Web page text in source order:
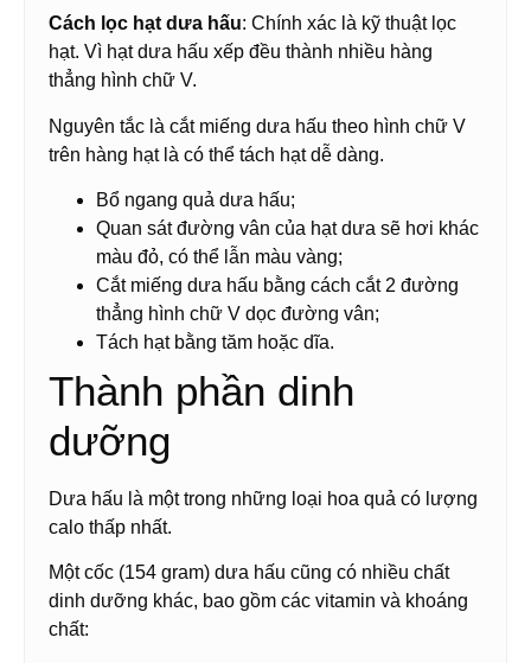
Cách lọc hạt dưa hấu: Chính xác là kỹ thuật lọc
hạt. Vì hạt dưa hấu xếp đều thành nhiều hàng
thẳng hình chữ V.
Nguyên tắc là cắt miếng dưa hấu theo hình chữ V
trên hàng hạt là có thể tách hạt dễ dàng.
Bổ ngang quả dưa hấu;
Quan sát đường vân của hạt dưa sẽ hơi khác
màu đỏ, có thể lẫn màu vàng;
Cắt miếng dưa hấu bằng cách cắt 2 đường
thẳng hình chữ V dọc đường vân;
Tách hạt bằng tăm hoặc dĩa.
Thành phần dinh
dưỡng
Dưa hấu là một trong những loại hoa quả có lượng
calo thấp nhất.
Một cốc (154 gram) dưa hấu cũng có nhiều chất
dinh dưỡng khác, bao gồm các vitamin và khoáng
chất: